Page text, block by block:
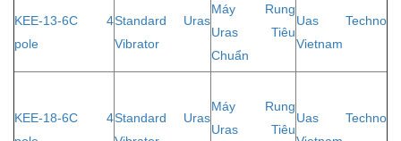
KEE-13-6C 4
pole
Standard Uras
Vibrator
Máy Rung
Uras Tiêu
Chuẩn
Uas Techno
Vietnam
KEE-18-6C 4Standard Uras
Máy Rung
Uras Tiêu
Uas Techno